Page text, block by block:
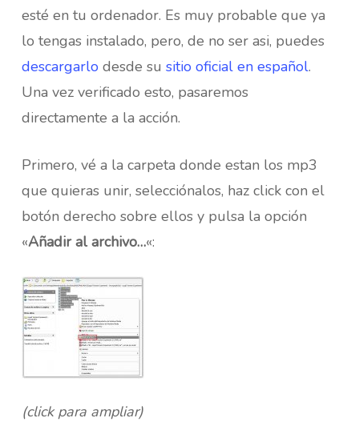
esté en tu ordenador. Es muy probable que ya
lo tengas instalado, pero, de no ser asi, puedes
descargarlodesde su sitio oficial en español.
Una vez verificado esto, pasaremos
directamente a la acción.
Primero, vé a la carpeta donde estan los mp3
que quieras unir, selecciónalos, haz click con el
botón derecho sobre ellos y pulsa la opción
«Añadir al archivo…«:
(click para ampliar)